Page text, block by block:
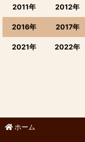
2011年 2012年
2016年 2017年
2021年 2022年
ホーム